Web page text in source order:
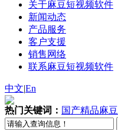
关于麻豆短视频软件
新闻动态
产品服务
客户支援
销售网络
联系麻豆短视频软件
中文|En
热门关键词： 国产精品麻豆